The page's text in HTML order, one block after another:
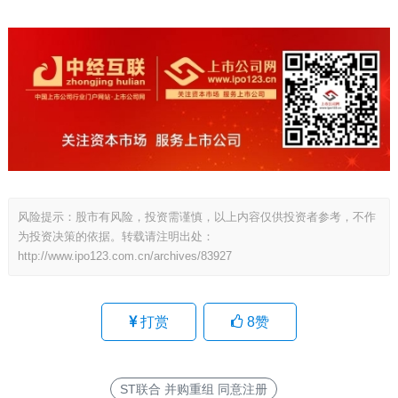
风险提示：股市有风险，投资需谨慎，以上内容仅供投资者参考，不作
为投资决策的依据。转载请注明出处：
http://www.ipo123.com.cn/archives/83927
打赏 8赞
ST联合 并购重组 同意注册